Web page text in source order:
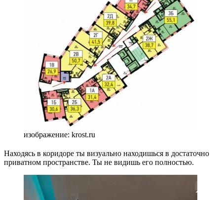
изображение: krost.ru
Находясь в коридоре ты визуально находишься в достаточно
приватном пространстве. Ты не видишь его полностью.